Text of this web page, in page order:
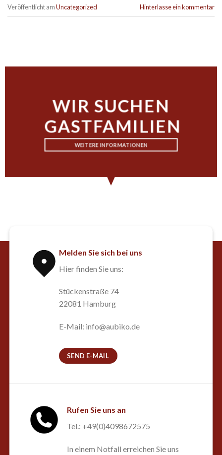
Veröffentlicht amUncategorized Hinterlasse ein kommentar
WIR SUCHEN
GASTFAMILIEN
WEITERE INFORMATIONEN
Melden Sie sich bei uns
Hier finden Sie uns:
Stückenstraße 74
22081 Hamburg
E-Mail: info@aubiko.de
SEND E-MAIL
Rufen Sie uns an
Tel.: +49(0)4098672575
In einem Notfall erreichen Sie uns